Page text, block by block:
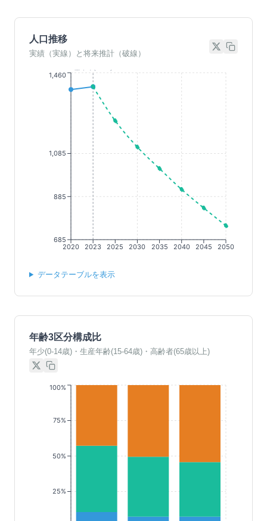
人口推移
実績（実線）と将来推計（破線）
2020 2023 2025 2030 2035 2040 2045 2050
685
885
1,085
1,460
データテーブルを表示
年齢3区分構成比
年少(0-14歳)・生産年齢(15-64歳)・高齢者(65歳以上)
25%
50%
75%
100%